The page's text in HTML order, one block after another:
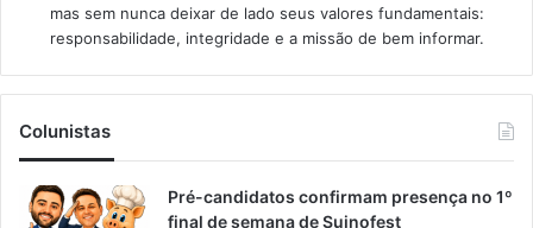
mas sem nunca deixar de lado seus valores fundamentais:
responsabilidade, integridade e a missão de bem informar.​
Colunistas
Pré-candidatos confirmam presença no 1º
final de semana de Suinofest